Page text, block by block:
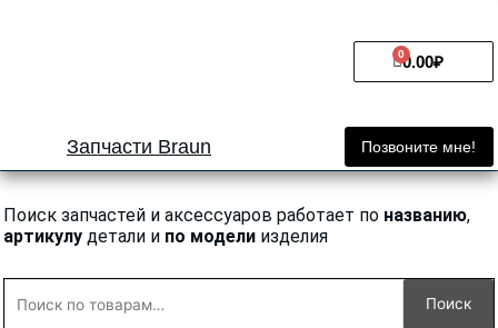
0.00₽
0
Cart
Запчасти Braun Позвоните мне!
Поиск запчастей и аксессуаров работает по названию,
артикулу детали и по модели изделия
Поиск